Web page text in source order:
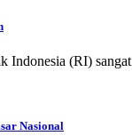
(RI)
Nasional